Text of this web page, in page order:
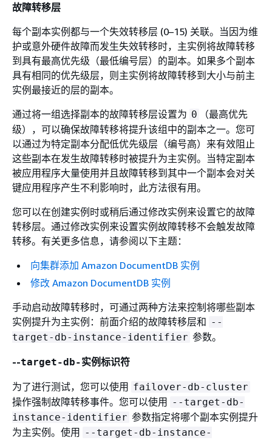
故障转移层
每个副本实例都与一个失效转移层 (0–15) 关联。当因为维
护或意外硬件故障而发生失效转移时，主实例将故障转移
到具有最高优先级（最低编号层）的副本。如果多个副本
具有相同的优先级层，则主实例将故障转移到大小与前主
实例最接近的层的副本。
通过将一组选择副本的故障转移层设置为 0
（最高优先
级），可以确保故障转移将提升该组中的副本之一。您可
以通过为特定副本分配低优先级层（编号高）来有效阻止
这些副本在发生故障转移时被提升为主实例。当特定副本
被应用程序大量使用并且故障转移到其中一个副本会对关
键应用程序产生不利影响时，此方法很有用。
您可以在创建实例时或稍后通过修改实例来设置它的故障
转移层。通过修改实例来设置实例故障转移不会触发故障
转移。有关更多信息，请参阅以下主题：
向集群添加 Amazon DocumentDB 实例
修改 Amazon DocumentDB 实例
手动启动故障转移时，可通过两种方法来控制将哪些副本
实例提升为主实例：前面介绍的故障转移层和 --
target-db-instance-identifier 参数。
--target-db-实例标识符
为了进行测试，您可以使用 failover-db-cluster
操作强制故障转移事件。您可以使用 --target-db-
instance-identifier 参数指定将哪个副本实例提升
为主实例。使用 --target-db-instance-